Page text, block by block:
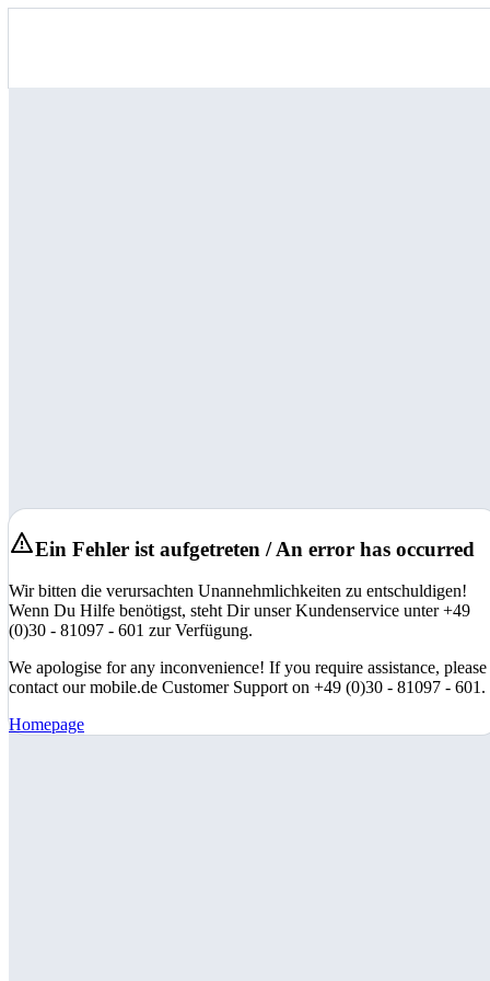
Ein Fehler ist aufgetreten / An error has occurred
Wir bitten die verursachten Unannehmlichkeiten zu entschuldigen!
Wenn Du Hilfe benötigst, steht Dir unser Kundenservice unter +49
(0)30 - 81097 - 601 zur Verfügung.
We apologise for any inconvenience! If you require assistance, please
contact our mobile.de Customer Support on +49 (0)30 - 81097 - 601.
Homepage